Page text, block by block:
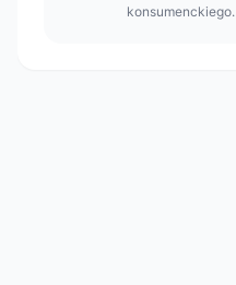
konsumenckiego.